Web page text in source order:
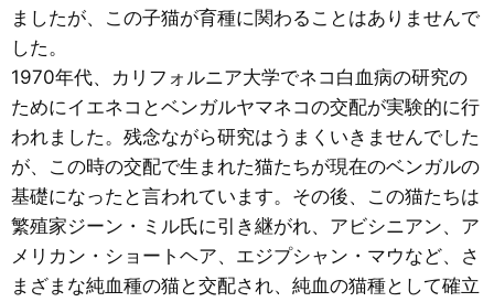
ましたが、この子猫が育種に関わることはありませんで
した。
1970年代、カリフォルニア大学でネコ白血病の研究の
ためにイエネコとベンガルヤマネコの交配が実験的に行
われました。残念ながら研究はうまくいきませんでした
が、この時の交配で生まれた猫たちが現在のベンガルの
基礎になったと言われています。その後、この猫たちは
繁殖家ジーン・ミル氏に引き継がれ、アビシニアン、ア
メリカン・ショートヘア、エジプシャン・マウなど、さ
まざまな純血種の猫と交配され、純血の猫種として確立